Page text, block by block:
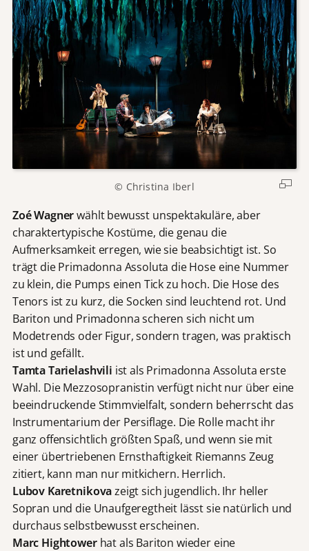
© Christina Iberl
Zoé Wagnerwählt bewusst unspektakuläre, aber
charaktertypische Kostüme, die genau die
Aufmerksamkeit erregen, wie sie beabsichtigt ist. So
trägt die Primadonna Assoluta die Hose eine Nummer
zu klein, die Pumps einen Tick zu hoch. Die Hose des
Tenors ist zu kurz, die Socken sind leuchtend rot. Und
Bariton und Primadonna scheren sich nicht um
Modetrends oder Figur, sondern tragen, was praktisch
ist und gefällt.
Tamta Tarielashvili ist als Primadonna Assoluta erste
Wahl. Die Mezzosopranistin verfügt nicht nur über eine
beeindruckende Stimmvielfalt, sondern beherrscht das
Instrumentarium der Persiflage. Die Rolle macht ihr
ganz offensichtlich größten Spaß, und wenn sie mit
einer übertriebenen Ernsthaftigkeit Riemanns Zeug
zitiert, kann man nur mitkichern. Herrlich.
Lubov Karetnikovazeigt sich jugendlich. Ihr heller
Sopran und die Unaufgeregtheit lässt sie natürlich und
durchaus selbstbewusst erscheinen.
Marc Hightowerhat als Bariton wieder eine